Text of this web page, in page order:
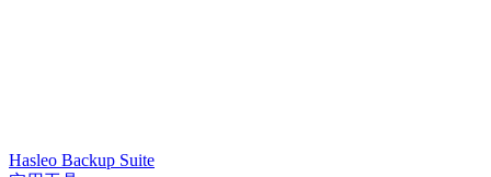
Hasleo Backup Suite